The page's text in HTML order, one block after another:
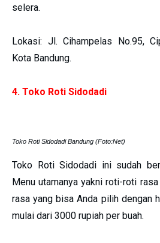
selera.
Lokasi: Jl. Cihampelas No.95,
Kota Bandung.
4. Toko Roti Sidodadi
Toko Roti Sidodadi Bandung (Foto:Net)
Toko Roti Sidodadi ini sudah
Menu utamanya yakni roti-roti
rasa yang bisa Anda pilih dengan
mulai dari 3000 rupiah per buah.